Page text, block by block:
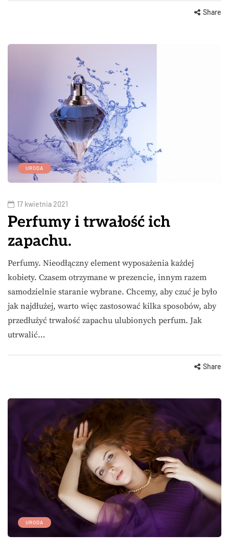
Share
URODA
17 kwietnia 2021
Perfumy i trwałość ich
zapachu.
Perfumy. Nieodłączny element wyposażenia każdej
kobiety. Czasem otrzymane w prezencie, innym razem
samodzielnie staranie wybrane. Chcemy, aby czuć je było
jak najdłużej, warto więc zastosować kilka sposobów, aby
przedłużyć trwałość zapachu ulubionych perfum. Jak
utrwalić…
Share
URODA